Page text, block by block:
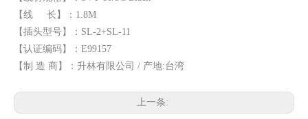
【线 长】：1.8M
【插头型号】：SL-2+SL-11
【认证编码】：E99157
【制 造 商】：升林有限公司 / 产地:台湾
上一条: